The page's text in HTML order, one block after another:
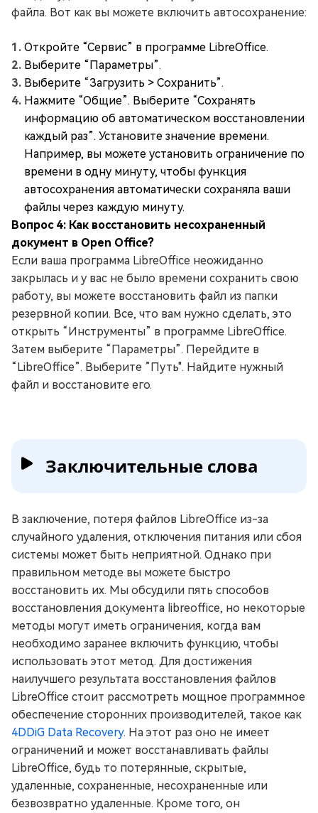
файла. Вот как вы можете включить автосохранение:
Откройте “Сервис” в программе LibreOffice.
Выберите “Параметры”.
Выберите “Загрузить > Сохранить”.
Нажмите “Общие”. Выберите “Сохранять
информацию об автоматическом восстановлении
каждый раз”. Установите значение времени.
Например, вы можете установить ограничение по
времени в одну минуту, чтобы функция
автосохранения автоматически сохраняла ваши
файлы через каждую минуту.
Вопрос 4: Как восстановить несохраненный
документ в Open Office?
Если ваша программа LibreOffice неожиданно
закрылась и у вас не было времени сохранить свою
работу, вы можете восстановить файл из папки
резервной копии. Все, что вам нужно сделать, это
открыть “Инструменты” в программе LibreOffice.
Затем выберите “Параметры”. Перейдите в
“LibreOffice”. Выберите ”Путь". Найдите нужный
файл и восстановите его.
Заключительные слова
В заключение, потеря файлов LibreOffice из-за
случайного удаления, отключения питания или сбоя
системы может быть неприятной. Однако при
правильном методе вы можете быстро
восстановить их. Мы обсудили пять способов
восстановления документа libreoffice, но некоторые
методы могут иметь ограничения, когда вам
необходимо заранее включить функцию, чтобы
использовать этот метод. Для достижения
наилучшего результата восстановления файлов
LibreOffice стоит рассмотреть мощное программное
обеспечение сторонних производителей, такое как
4DDiG Data Recovery. На этот раз оно не имеет
ограничений и может восстанавливать файлы
LibreOffice, будь то потерянные, скрытые,
удаленные, сохраненные, несохраненные или
безвозвратно удаленные. Кроме того, он